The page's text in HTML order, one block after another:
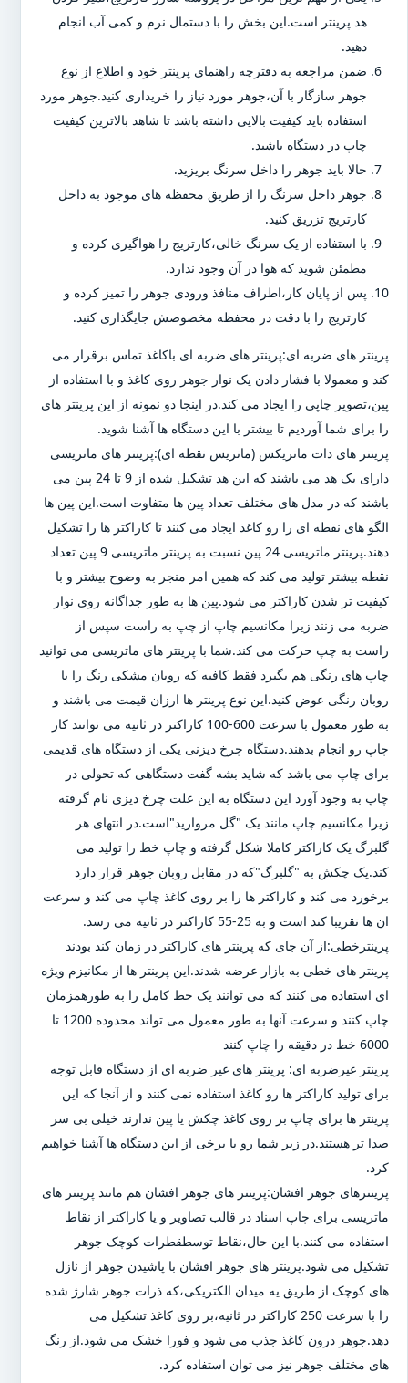
هد پرینتر است.این بخش را با دستمال نرم و کمی آب انجام
دهید.
ضمن مراجعه به دفترچه راهنمای پرینتر خود و اطلاع از نوع
جوهر سازگار با آن،جوهر مورد نیاز را خریداری کنید.جوهر مورد
استفاده باید کیفیت بالایی داشته باشد تا شاهد بالاترین کیفیت
چاپ در دستگاه باشید.
حالا باید جوهر را داخل سرنگ بریزید.
جوهر داخل سرنگ را از طریق محفظه های موجود به داخل
کارتریج تزریق کنید.
با استفاده از یک سرنگ خالی،کارتریج را هواگیری کرده و
مطمئن شوید که هوا در آن وجود ندارد.
پس از پایان کار،اطراف منافذ ورودی جوهر را تمیز کرده و
کارتریج را با دقت در محفظه مخصوصش جایگذاری کنید.
پرینتر های ضربه ای:پرینتر های ضربه ای باکاغذ تماس برقرار می
کند و معمولا با فشار دادن یک نوار جوهر روی کاغذ و با استفاده از
پین،تصویر چاپی را ایجاد می کند.در اینجا دو نمونه از این پرینتر های
را برای شما آوردیم تا بیشتر با این دستگاه ها آشنا شوید.
پرینتر های دات ماتریکس (ماتریس نقطه ای):پرینتر های ماتریسی
دارای یک هد می باشند که این هد تشکیل شده از 9 تا 24 پین می
باشند که در مدل های مختلف تعداد پین ها متفاوت است.این پین ها
الگو های نقطه ای را رو کاغذ ایجاد می کنند تا کاراکتر ها را تشکیل
دهند.پرینتر ماتریسی 24 پین نسبت به پرینتر ماتریسی 9 پین تعداد
نقطه بیشتر تولید می کند که همین امر منجر به وضوح بیشتر و با
کیفیت تر شدن کاراکتر می شود.پین ها به طور جداگانه روی نوار
ضربه می زنند زیرا مکانسیم چاپ از چپ به راست سپس از
راست به چپ حرکت می کند.شما با پرینتر های ماتریسی می توانید
چاپ های رنگی هم بگیرد فقط کافیه که روبان مشکی رنگ را با
روبان رنگی عوض کنید.این نوع پرینتر ها ارزان قیمت می باشند و
به طور معمول با سرعت 600-100 کاراکتر در ثانیه می توانند کار
چاپ رو انجام بدهند.دستگاه چرخ دیزنی یکی از دستگاه های قدیمی
برای چاپ می باشد که شاید بشه گفت دستگاهی که تحولی در
چاپ به وجود آورد این دستگاه به این علت چرخ دیزی نام گرفته
زیرا مکانسیم چاپ مانند یک "گل مروارید"است.در انتهای هر
گلبرگ یک کاراکتر کاملا شکل گرفته و چاپ خط را تولید می
کند.یک چکش به "گلبرگ"که در مقابل روبان جوهر قرار دارد
برخورد می کند و کاراکتر ها را بر روی کاغذ چاپ می کند و سرعت
ان ها تقریبا کند است و به 25-55 کاراکتر در ثانیه می رسد.
پرینترخطی:از آن جای که پرینتر های کاراکتر در زمان کند بودند
پرینتر های خطی به بازار عرضه شدند.این پرینتر ها از مکانیزم ویژه
ای استفاده می کنند که می توانند یک خط کامل را به طورهمزمان
چاپ کنند و سرعت آنها به طور معمول می تواند محدوده 1200 تا
6000 خط در دقیقه را چاپ کنند
پرینتر غیرضربه ای: پرینتر های غیر ضربه ای از دستگاه قابل توجه
برای تولید کاراکتر ها رو کاغذ استفاده نمی کنند و از آنجا که این
پرینتر ها برای چاپ بر روی کاغذ چکش یا پین ندارند خیلی بی سر
صدا تر هستند.در زیر شما رو با برخی از این دستگاه ها آشنا خواهیم
کرد.
پرینترهای جوهر افشان:پرینتر های جوهر افشان هم مانند پرینتر های
ماتریسی برای چاپ اسناد در قالب تصاویر و یا کاراکتر از نقاط
استفاده می کنند.با این حال،نقاط توسطقطرات کوچک جوهر
تشکیل می شود.پرینتر های جوهر افشان با پاشیدن جوهر از نازل
های کوچک از طریق یه میدان الکتریکی،که ذرات جوهر شارژ شده
را با سرعت 250 کاراکتر در ثانیه،بر روی کاغذ تشکیل می
دهد.جوهر درون کاغذ جذب می شود و فورا خشک می شود.از رنگ
های مختلف جوهر نیز می توان استفاده کرد.